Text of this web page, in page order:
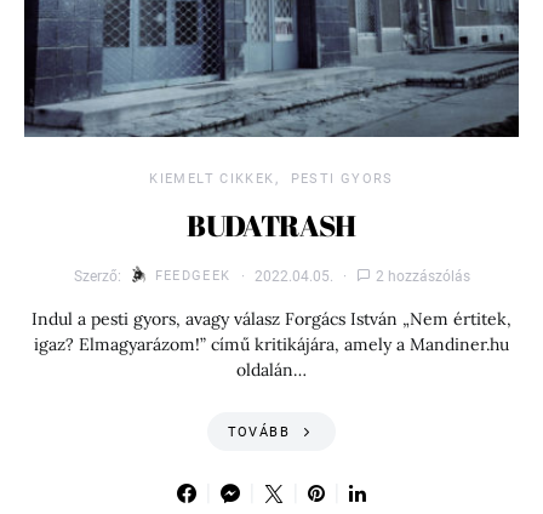
KIEMELT CIKKEK PESTI GYORS
BUDATRASH
Szerző: FEEDGEEK 2022.04.05. 2 hozzászólás
Indul a pesti gyors, avagy válasz Forgács István „Nem értitek,
igaz? Elmagyarázom!” című kritikájára, amely a Mandiner.hu
oldalán…
TOVÁBB